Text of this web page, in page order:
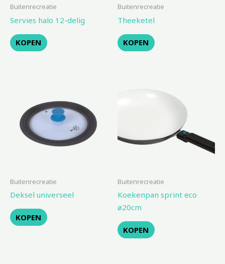
Buitenrecreatie
Servies halo 12-delig
KOPEN
Buitenrecreatie
Theeketel
KOPEN
Buitenrecreatie
Deksel universeel
KOPEN
Buitenrecreatie
Koekenpan sprint eco
ø20cm
KOPEN